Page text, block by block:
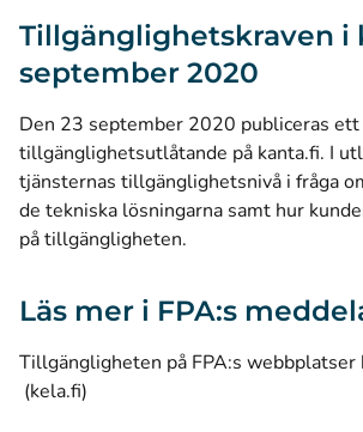
Tillgänglighetskraven i
september 2020
Den 23 september 2020 publiceras ett
tillgänglighetsutlåtande på kanta.fi. I
tjänsternas tillgänglighetsnivå i fråga
de tekniska lösningarna samt hur
på tillgängligheten.
Läs mer i FPA:s
Tillgängligheten på FPA:s webbplatser
(öppnas i ett nytt fönster)
(kela.fi)